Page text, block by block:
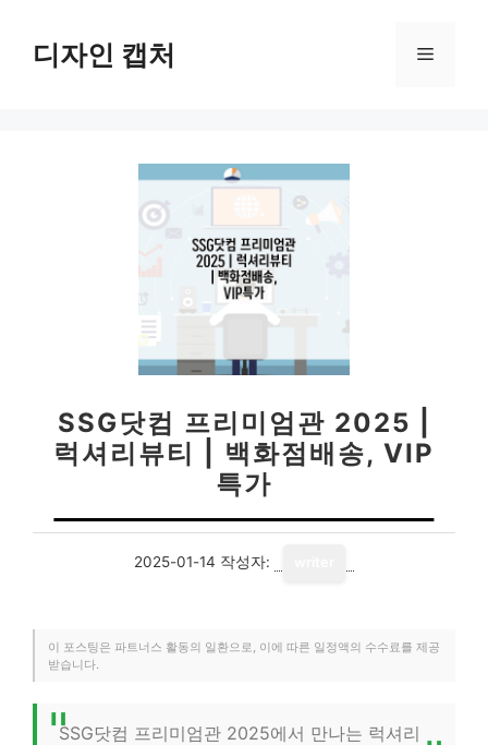
디자인 캡처 메
SSG닷컴 프리미엄관 2025 |
럭셔리뷰티 | 백화점배송, VIP
특가
2025-01-14 작성자:
이 포스팅은 파트너스 활동의 일환으로, 이에 따른 일정액의 수수료를 제공
받습니다.
SSG닷컴 프리미엄관 2025에서 만나는 럭셔리